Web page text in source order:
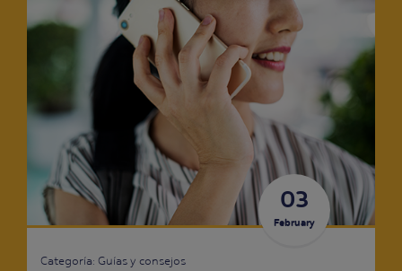
03
February
Categoría: Guías y consejos